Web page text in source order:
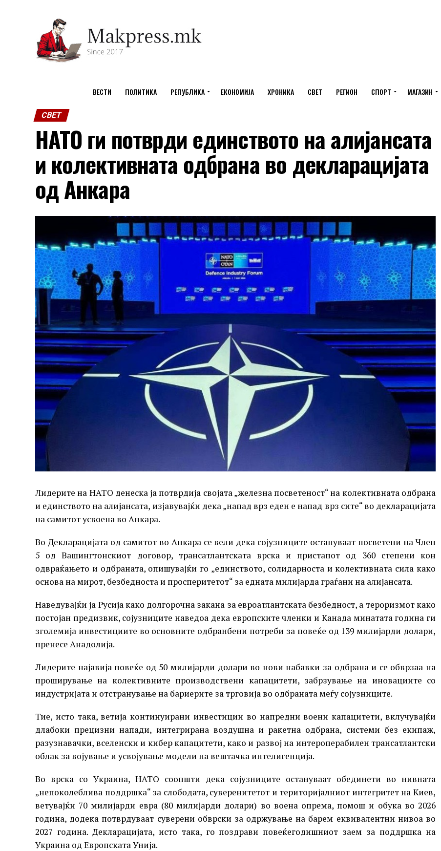
ВЕСТИ ПОЛИТИКА РЕПУБЛИКА ЕКОНОМИЈА ХРОНИКА СВЕТ РЕГИОН СПОРТ МАГАЗИН
СВЕТ
НАТО ги потврди единството на алијансата
и колективната одбрана во декларацијата
од Анкара
Лидерите на НАТО денеска ја потврдија својата „железна посветеност“ на колективната одбрана
и единството на алијансата, изјавувајќи дека „напад врз еден е напад врз сите“ во декларацијата
на самитот усвоена во Анкара.
Во Декларацијата од самитот во Анкара се вели дека сојузниците остануваат посветени на Член
5 од Вашингтонскиот договор, трансатлантската врска и пристапот од 360 степени кон
одвраќањето и одбраната, опишувајќи го „единството, солидарноста и колективната сила како
основа на мирот, безбедноста и просперитетот“ за едната милијарда граѓани на алијансата.
Наведувајќи ја Русија како долгорочна закана за евроатлантската безбедност, а тероризмот како
постојан предизвик, сојузниците наведоа дека европските членки и Канада минатата година ги
зголемија инвестициите во основните одбранбени потреби за повеќе од 139 милијарди долари,
пренесе Анадолија.
Лидерите најавија повеќе од 50 милијарди долари во нови набавки за одбрана и се обврзаа на
проширување на колективните производствени капацитети, забрзување на иновациите со
индустријата и отстранување на бариерите за трговија во одбраната меѓу сојузниците.
Тие, исто така, ветија континуирани инвестиции во напредни воени капацитети, вклучувајќи
длабоки прецизни напади, интегрирана воздушна и ракетна одбрана, системи без екипаж,
разузнавачки, вселенски и кибер капацитети, како и развој на интероперабилен трансатлантски
облак за војување и усвојување модели на вештачка интелигенција.
Во врска со Украина, НАТО соопшти дека сојузниците остануваат обединети во нивната
„непоколеблива поддршка“ за слободата, суверенитетот и територијалниот интегритет на Киев,
ветувајќи 70 милијарди евра (80 милијарди долари) во воена опрема, помош и обука во 2026
година, додека потврдуваат суверени обврски за одржување на барем еквивалентни нивоа во
2027 година. Декларацијата, исто така, го поздрави повеќегодишниот заем за поддршка на
Украина од Европската Унија.